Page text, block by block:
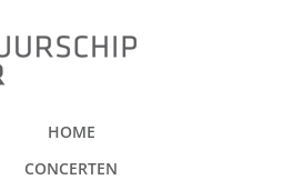
HOME
CONCERTEN